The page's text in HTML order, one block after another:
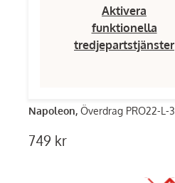
Aktivera
funktionella
tredjepartstjänster
Napoleon, Överdrag PRO22-L-3
749 kr